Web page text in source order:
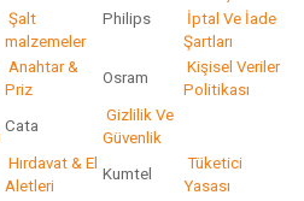
Şalt
malzemeler
Philips
İptal Ve İade
Şartları
Anahtar &
Priz
Osram
Kişisel Veriler
Politikası
Cata
Gizlilik Ve
Güvenlik
Hırdavat & El
Aletleri
Kumtel
Tüketici
Yasası